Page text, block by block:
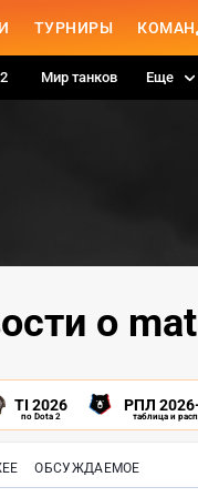
ТУРНИРЫ
Мир танков Еще
о
TI 2026
по Dota 2
РПЛ
таблица и
ОБСУЖДАЕМОЕ